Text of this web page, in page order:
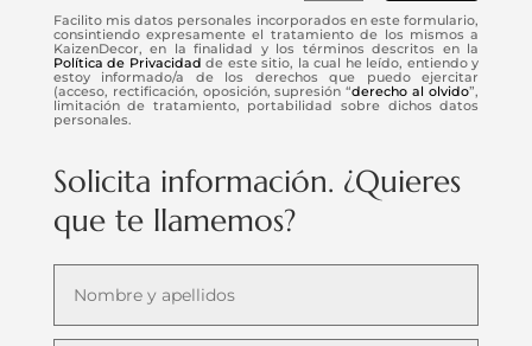
Facilito mis datos personales incorporados en este formulario,
consintiendo expresamente el tratamiento de los mismos a
KaizenDecor, en la finalidad y los términos descritos en la
Política de Privacidad de este sitio, la cual he leído, entiendo y
estoy informado/a de los derechos que puedo ejercitar
(acceso, rectificación, oposición, supresión “derecho al olvido”,
limitación de tratamiento, portabilidad sobre dichos datos
personales.
Solicita información. ¿Quieres
que te llamemos?